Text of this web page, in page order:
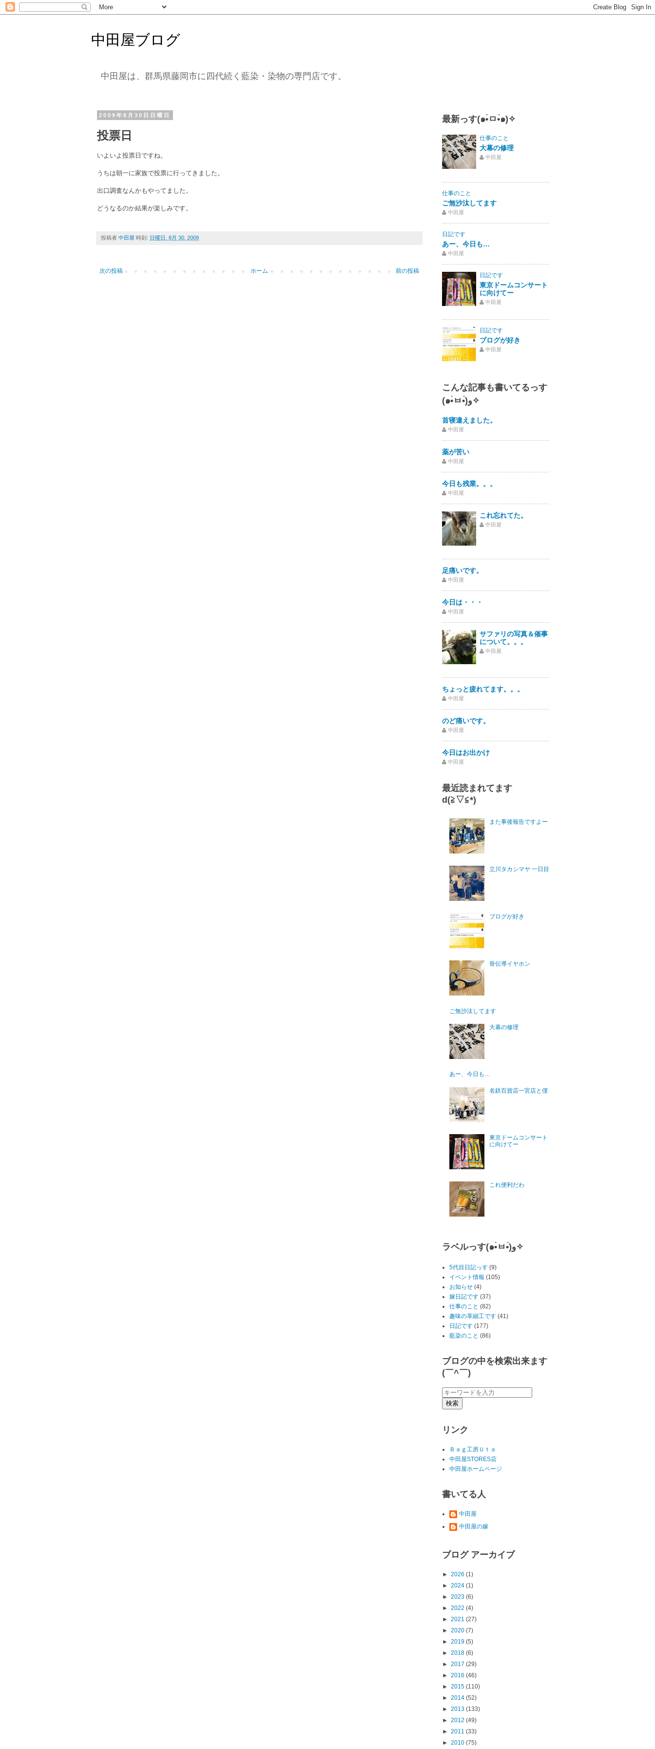
中田屋ブログ
中田屋は、群馬県藤岡市に四代続く藍染・染物の専門店です。
2009年8月30日日曜日
投票日
いよいよ投票日ですね。
うちは朝一に家族で投票に行ってきました。
出口調査なんかもやってました。
どうなるのか結果が楽しみです。
投稿者 中田屋 時刻: 日曜日, 8月 30, 2009
次の投稿 前の投稿
ホーム
最新っす(๑•̀ㅁ•́๑)✧
仕事のこと
大幕の修理
中田屋
仕事のこと
ご無沙汰してます
中田屋
日記です
あー、今日も…
中田屋
日記です
東京ドームコンサート
に向けてー
中田屋
日記です
ブログが好き
中田屋
こんな記事も書いてるっす
(๑•̀ㅂ•́)و✧
首寝違えました。
中田屋
薬が苦い
中田屋
今日も残業。。。
中田屋
これ忘れてた。
中田屋
足痛いです。
中田屋
今日は・・・
中田屋
サファリの写真＆催事
について。。。
中田屋
ちょっと疲れてます。。。
中田屋
のど痛いです。
中田屋
今日はお出かけ
中田屋
最近読まれてます
d(≧▽≦*)
また事後報告ですよー
立川タカシマヤ 一日目
ブログが好き
骨伝導イヤホン
ご無沙汰してます
大幕の修理
あー、今日も…
名鉄百貨店一宮店と僕
東京ドームコンサート
に向けてー
これ便利だわ
ラベルっす(๑•̀ㅂ•́)و✧
5代目日記っす (9)
イベント情報 (105)
お知らせ (4)
嫁日記です (37)
仕事のこと (82)
趣味の革細工です (41)
日記です (177)
藍染のこと (86)
ブログの中を検索出来ます
(￣^￣)ゞ
リンク
Ｂａｇ工房Ｕｔａ
中田屋STORES店
中田屋ホームページ
書いてる人
中田屋
中田屋の嫁
ブログ アーカイブ
► 2026 (1)
► 2024 (1)
► 2023 (6)
► 2022 (4)
► 2021 (27)
► 2020 (7)
► 2019 (5)
► 2018 (6)
► 2017 (29)
► 2016 (46)
► 2015 (110)
► 2014 (52)
► 2013 (133)
► 2012 (49)
► 2011 (33)
► 2010 (75)